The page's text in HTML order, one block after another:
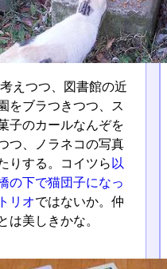
えつつ、図書館の近
をブラつきつつ、ス
子のカールなんぞを
つ、ノラネコの写真
りする。コイツら 以
の下で猫団子になっ
リオではないか。仲
は美しきかな。